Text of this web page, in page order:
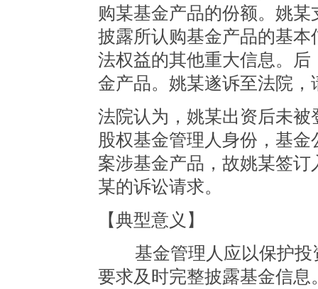
购某基金产品的份额。姚
披露所认购基金产品的基
法权益的其他重大信息。
金产品。姚某遂诉至法院
法院认为，姚某出资后未
股权基金管理人身份，基
案涉基金产品，故姚某签
某的诉讼请求。
【典型意义】
基金管理人应以保护投
要求及时完整披露基金信